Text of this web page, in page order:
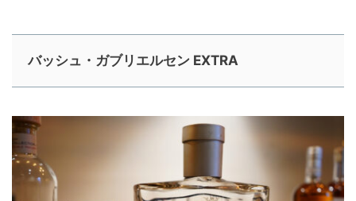
バッシュ・ガブリエルセン EXTRA